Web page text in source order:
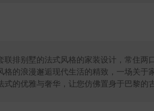
联排别墅的法式风格的家装设计，常住
格的浪漫邂逅现代生活的精致，一场关
式的优雅与奢华，让您仿佛置身于巴黎的